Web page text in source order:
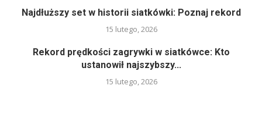
Najdłuższy set w historii siatkówki: Poznaj rekord
15 lutego, 2026
Rekord prędkości zagrywki w siatkówce: Kto
ustanowił najszybszy...
15 lutego, 2026